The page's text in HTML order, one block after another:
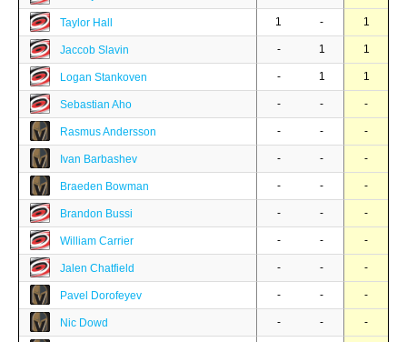
Taylor Hall 1 - 1
Jaccob Slavin - 1 1
Logan Stankoven - 1 1
Sebastian Aho - - -
Rasmus Andersson - - -
Ivan Barbashev - - -
Braeden Bowman - - -
Brandon Bussi - - -
William Carrier - - -
Jalen Chatfield - - -
Pavel Dorofeyev - - -
Nic Dowd - - -